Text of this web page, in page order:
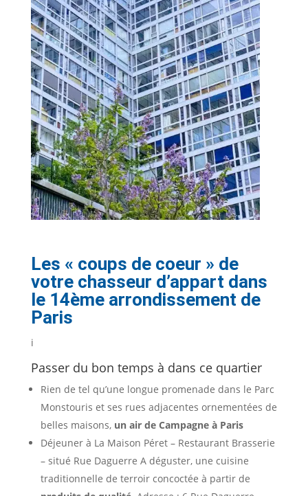
Les « coups de coeur » de
votre chasseur d’appart dans
le 14ème arrondissement de
Paris
i
Passer du bon temps à dans ce quartier
Rien de tel qu’une longue promenade dans le Parc
Monstouris et ses rues adjacentes ornementées de
belles maisons, un air de Campagne à Paris
Déjeuner à La Maison Péret – Restaurant Brasserie
– situé Rue Daguerre A déguster, une cuisine
traditionnelle de terroir concoctée à partir de